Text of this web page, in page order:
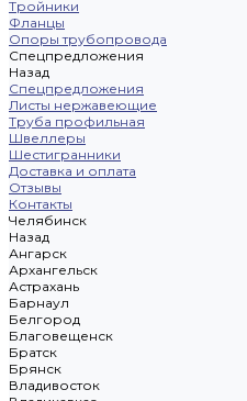
Тройники
Фланцы
Опоры трубопровода
Спецпредложения
Назад
Спецпредложения
Листы нержавеющие
Труба профильная
Швеллеры
Шестигранники
Доставка и оплата
Отзывы
Контакты
Челябинск
Назад
Ангарск
Архангельск
Астрахань
Барнаул
Белгород
Благовещенск
Братск
Брянск
Владивосток